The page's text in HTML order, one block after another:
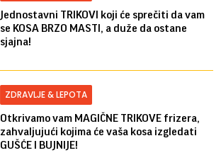
Jednostavni TRIKOVI koji će sprečiti da vam
se KOSA BRZO MASTI, a duže da ostane
sjajna!
ZDRAVLJE & LEPOTA
Otkrivamo vam MAGIČNE TRIKOVE frizera,
zahvaljujući kojima će vaša kosa izgledati
GUŠĆE I BUJNIJE!